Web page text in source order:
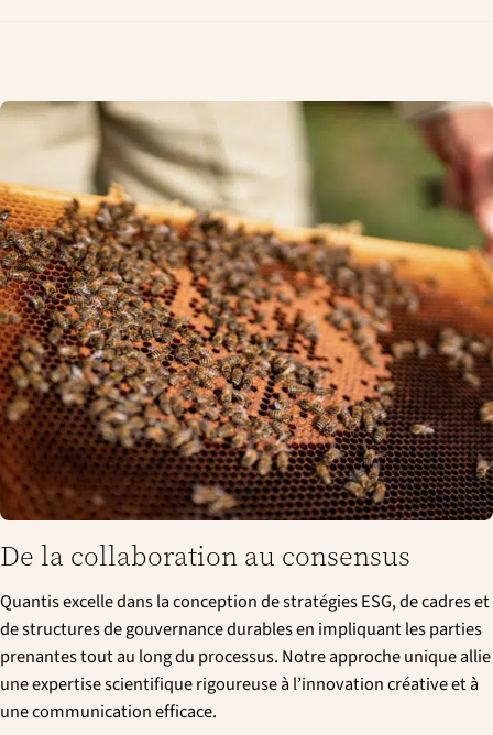
De la collaboration au consensus
Quantis excelle dans la conception de stratégies ESG, de cadres et
de structures de gouvernance durables en impliquant les parties
prenantes tout au long du processus. Notre approche unique allie
une expertise scientifique rigoureuse à l’innovation créative et à
une communication efficace.